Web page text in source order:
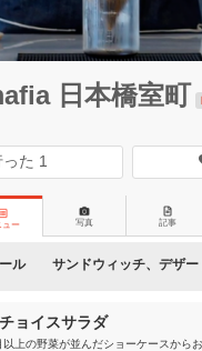
日本橋室町
た 1
ュー 写真 記事
ル サンドウィッチ、デザー
ョイスサラダ
以上の野菜が並んだショーケースから